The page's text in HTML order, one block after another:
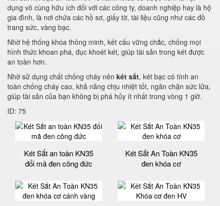
dụng vô cùng hữu ích đối với các công ty, doanh nghiệp hay là hộ
gia đình, là nơi chứa các hồ sơ, giấy tờ, tài liệu cũng như các đồ
trang sức, vàng bạc.
Nhờ hệ thống khóa thông minh, kết cấu vững chắc, chống mọi
hình thức khoan phá, đục khoét két, giúp tài sản trong két được
an toàn hơn.
Nhờ sử dụng chất chống cháy nên két sắt, két bạc có tính an
toàn chống cháy cao, khả năng chịu nhiệt tốt, ngăn chặn sức lửa,
giúp tài sản của bạn không bị phá hủy ít nhất trong vòng 1 giờ.
ID: 75
Két Sắt an toàn KN35
đổi mã đen công đức
Két Sắt An Toàn KN35
đen khóa cơ